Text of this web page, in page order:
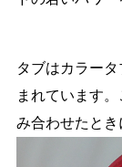
タブはカラー
まれています
み合わせたとき